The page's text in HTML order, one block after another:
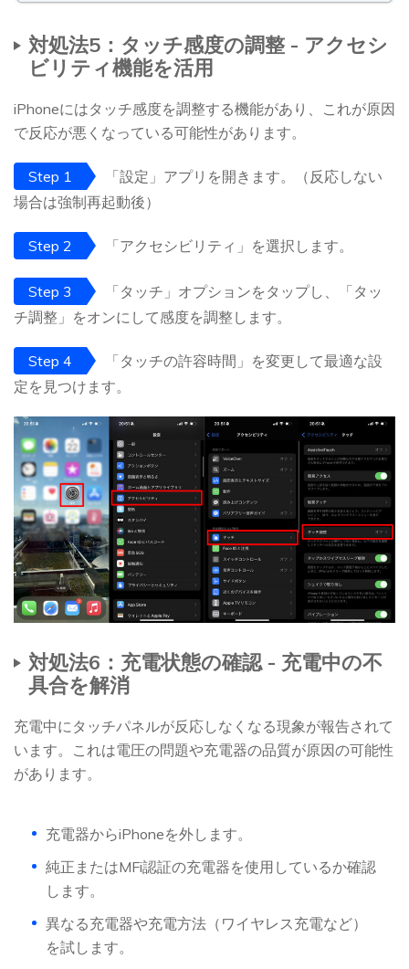
対処法5：タッチ感度の調整 - アクセシ
ビリティ機能を活用
iPhoneにはタッチ感度を調整する機能があり、これが原因
で反応が悪くなっている可能性があります。
Step 1
「設定」アプリを開きます。（反応しない
場合は強制再起動後）
Step 2 「アクセシビリティ」を選択します。
Step 3
「タッチ」オプションをタップし、「タッ
チ調整」をオンにして感度を調整します。
Step 4
「タッチの許容時間」を変更して最適な設
定を見つけます。
対処法6：充電状態の確認 - 充電中の不
具合を解消
充電中にタッチパネルが反応しなくなる現象が報告されて
います。これは電圧の問題や充電器の品質が原因の可能性
があります。
充電器からiPhoneを外します。
純正またはMFi認証の充電器を使用しているか確認
します。
異なる充電器や充電方法（ワイヤレス充電など）
を試します。